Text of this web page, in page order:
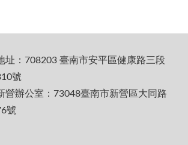
址：708203 臺南市安平區健康路三段
號
營辦公室：73048臺南市新營區大同路
號